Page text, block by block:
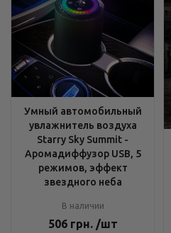
Умный автомобильный
увлажнитель воздуха
Starry Sky Summit -
Аромадиффузор USB, 5
режимов, эффект
звездного неба
В наличии
506 грн. /шт